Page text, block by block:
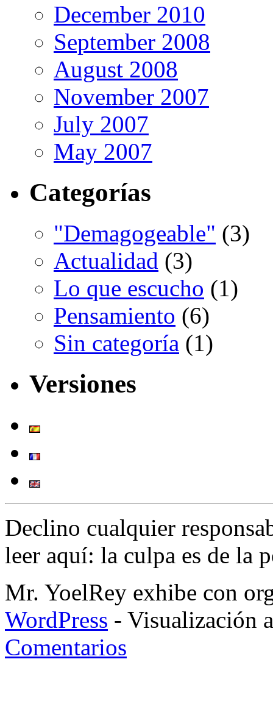
December 2010
September 2008
August 2008
November 2007
July 2007
May 2007
Categorías
"Demagogeable" (3)
Actualidad (3)
Lo que escucho (1)
Pensamiento (6)
Sin categoría (1)
Versiones
Declino cualquier
leer aquí: la culpa es de la
Mr. YoelRey exhibe con
WordPress - Visualización
Comentarios